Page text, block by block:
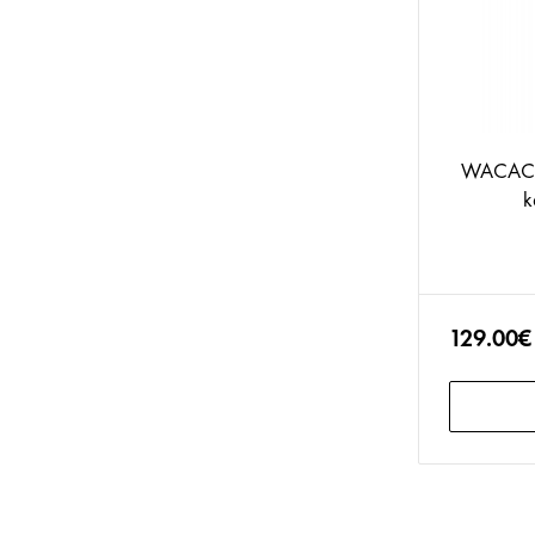
129.00€